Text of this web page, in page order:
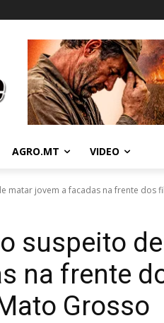
AGRO.MT VIDEO
matar jovem a facadas na frente dos
suspeito
na frente
Grosso